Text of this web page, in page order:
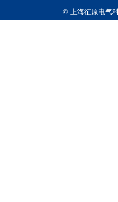
© 上海征原电气